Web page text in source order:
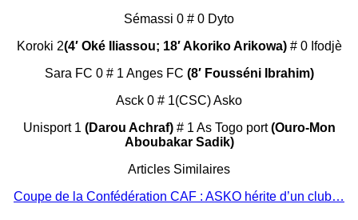
Sémassi 0 # 0 Dyto
Koroki 2(4′ Oké Iliassou; 18′ Akoriko Arikowa)# 0 Ifodjè
Sara FC 0 # 1 Anges FC (8′ Fousséni Ibrahim)
Asck 0 # 1(CSC) Asko
Unisport 1 (Darou Achraf)# 1 As Togo port(Ouro-Mon
Aboubakar Sadik)
Articles Similaires
Coupe de la Confédération CAF : ASKO hérite d’un club…